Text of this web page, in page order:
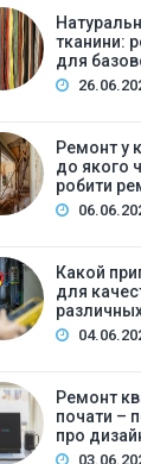
та
часКори…
тканини:
для
Ремонт у
до якого
робити
Какой
для
Ремонт
почати –
про